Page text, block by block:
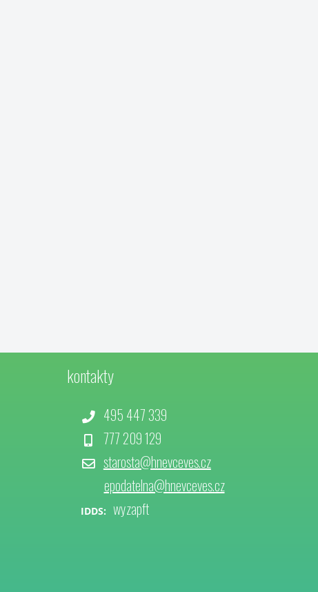
kontakty
495 447 339
777 209 129
starosta@hnevceves.cz
epodatelna@hnevceves.cz
IDDS: wyzapft